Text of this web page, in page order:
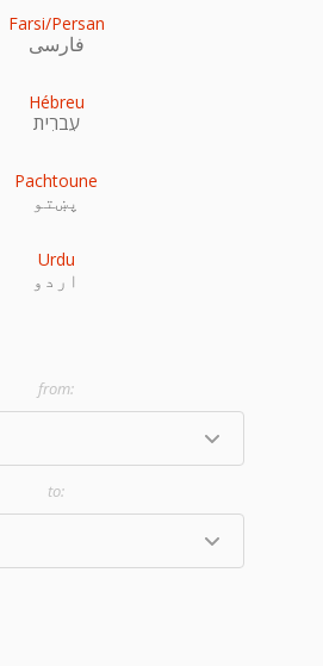
Farsi/Persan
فارسی
Hébreu
עִברִית
Pachtoune
پښتو
Urdu
اردو